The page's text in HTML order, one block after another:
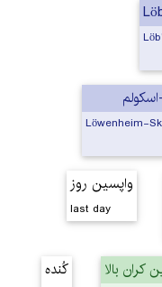
اسکولم
Löwenheim-
واپسین روز
last day
کران بالا کُنده